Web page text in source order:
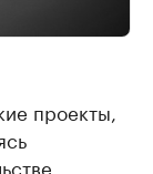
проекты,